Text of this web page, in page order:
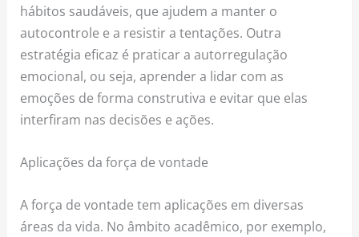
hábitos saudáveis, que ajudem a manter o
autocontrole e a resistir a tentações. Outra
estratégia eficaz é praticar a autorregulação
emocional, ou seja, aprender a lidar com as
emoções de forma construtiva e evitar que elas
interfiram nas decisões e ações.
Aplicações da força de vontade
A força de vontade tem aplicações em diversas
áreas da vida. No âmbito acadêmico, por exemplo,